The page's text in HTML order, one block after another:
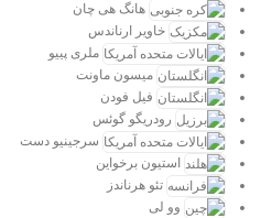
هانگ هی چان
خاویر ارناندس
ملری پییو
میسون ماونت
فیل فودن
رودریگو گوئس
سرجینیو دست
استیون برخواین
تئو هرناندز
وو لی